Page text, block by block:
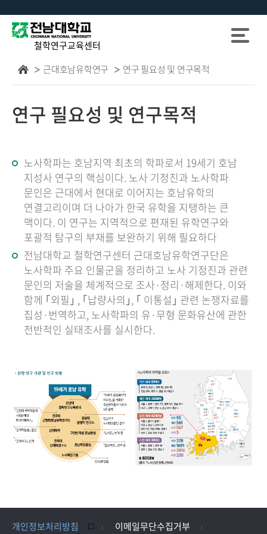
철학연구교육센터
근대호남유학연구
연구 필요성 및 연구목적
연구 필요성 및 연구목적
노사학파는 호남지역 최초의 학파로서 19세기 호남
지성사 연구의 핵심이다. 노사 기정진과 노사학파
문인은 근대에서 현대로 이어지는 호남유학의
연결고리이며 더 나아가 한국 유학을 지탱하는 큰
맥이다. 이 연구는 지역적으로 편재된 유학연구와
포괄적 탐구의 부재를 보완하기 위해 필요하다
전남대학교 철학연구센터 근대호남유학연구단은
노사학파 주요 인물군을 정리하고 노사 기정진과 관련
문인의 저술을 체계적으로 조사·정리·해제한다. 이와
함께 ｢외필｣ , ｢납량사의｣, ｢ 이통설｣ 관련 논쟁자료를
집성·번역하고, 노사학파의 유·무형 문화유산에 관한
전반적인 실태조사를 실시한다.
개인정보처리방침
이메일무단수집거부